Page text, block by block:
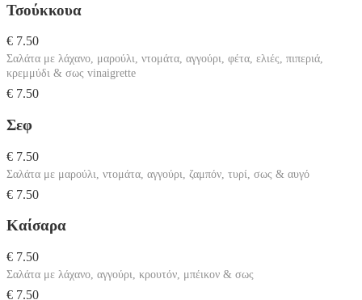
Τσούκκουα
€ 7.50
Σαλάτα με λάχανο, μαρούλι, ντομάτα, αγγούρι, φέτα, ελιές, πιπεριά,
κρεμμύδι & σως vinaigrette
€ 7.50
Σεφ
€ 7.50
Σαλάτα με μαρούλι, ντομάτα, αγγούρι, ζαμπόν, τυρί, σως & αυγό
€ 7.50
Καίσαρα
€ 7.50
Σαλάτα με λάχανο, αγγούρι, κρουτόν, μπέικον & σως
€ 7.50